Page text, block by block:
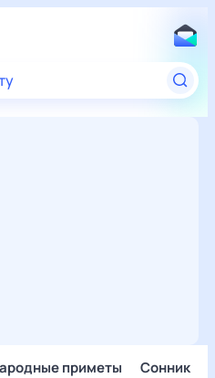
приметы Сонник